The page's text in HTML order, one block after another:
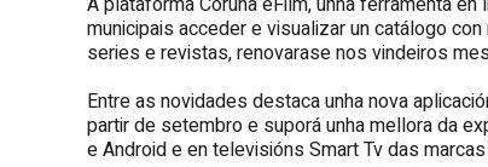
municipais acceder e visualizar un catálogo
series e revistas, renovarase nos vindeiros
Entre as novidades destaca unha nova
partir de setembro e suporá unha mellora da
e Android e en televisións Smart Tv das